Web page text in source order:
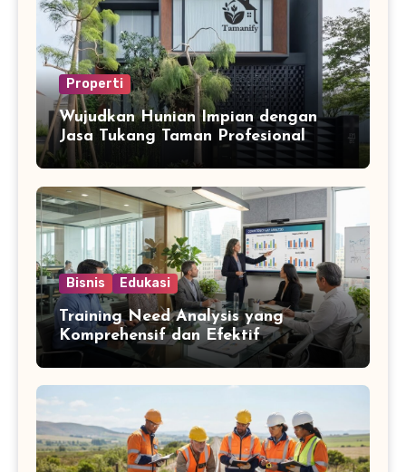
Properti
Wujudkan Hunian Impian dengan
Jasa Tukang Taman Profesional
Bisnis Edukasi
Training Need Analysis yang
Komprehensif dan Efektif